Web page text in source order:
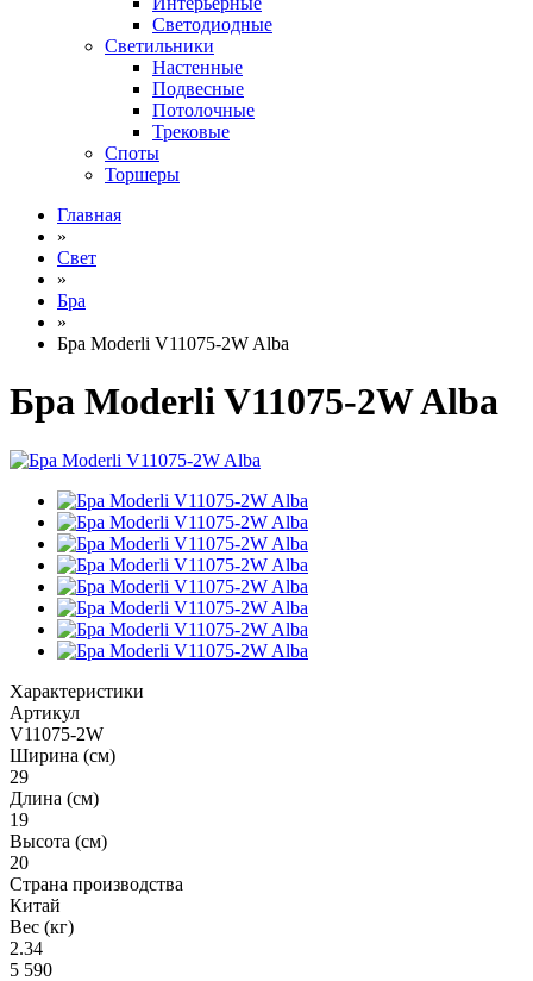
Светодиодные
Светильники
Настенные
Подвесные
Потолочные
Трековые
Споты
Торшеры
Главная
»
Свет
»
Бра
»
Бра Moderli V11075-2W Alba
Бра Moderli V11075-2W Alba
Характеристики
Артикул
V11075-2W
Ширина (см)
29
Длина (см)
19
Высота (см)
20
Страна производства
Китай
Вес (кг)
2.34
5 590